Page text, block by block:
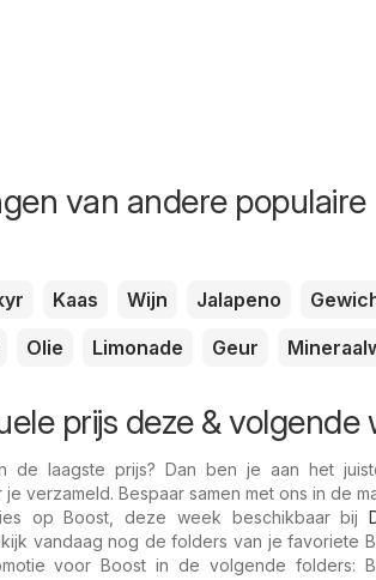
van andere populaire
Kaas Wijn Jalapeno
Olie Limonade Geur
prijs deze & volgende
de laagste prijs? Dan ben je aan het
verzameld. Bespaar samen met ons in de
op Boost, deze week beschikbaar bij
vandaag nog de folders van je favoriete
voor Boost in de volgende folders: